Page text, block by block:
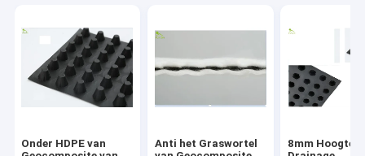
Onder HDPE van
Anti het Graswortel
8mm Hoogte